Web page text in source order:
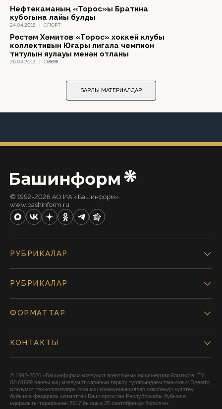
24.04.2015 | СПОРТ
Нефтекаманың «Торос»ы Братина
кубогына лайыҡ булды
26.04.2012 | СӘЙӘСӘТ
Рөстәм Хәмитов «Торос» хоккей клубы
коллективын Юғары лигала чемпион
титулын яулауы менән ҡотланы
БАРЛЫҠ МАТЕРИАЛДАР
© 1992-2026 АО ИА «Башинформ».
www.bashinform.ru
РУБРИКАЛАР
РУБРИКАЛАР
ФОРМАТТАР
КОНТАКТЫ
© 1992-2026 «Башинформ» мәғлүмәт агентлығы» акционерҙар йәмғиәте. ТУ
02-01609 һанлы киң мәғлүмәт сараһын теркәү тураһындағы таныҡлыҡ Элемтә,
мәғлүмәт технологиялары һәм киң коммуникациялар өлкәһендә күҙәтеү
буйынса федераль хеҙмәттең Башҡортостан Республикаһы буйынса
идаралығы тарафынан 2017 йылдың 25 сентябрендә бирелгән.